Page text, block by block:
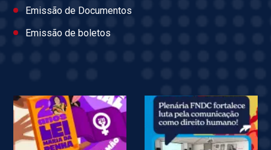
Emissão de Documentos
Emissão de boletos